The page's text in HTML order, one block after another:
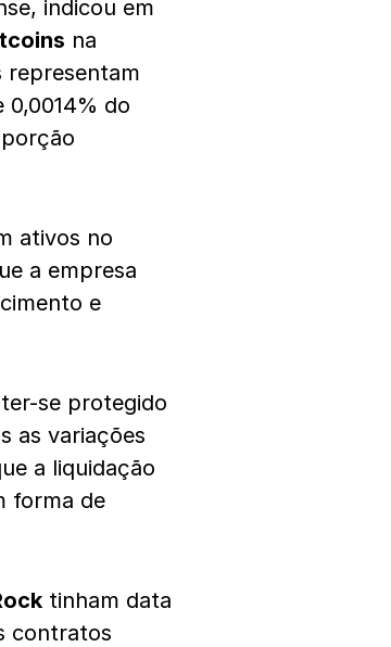
indicou em
na
representam
do
ativos no
a empresa
e
se protegido
as variações
a liquidação
forma de
tinham data
contratos